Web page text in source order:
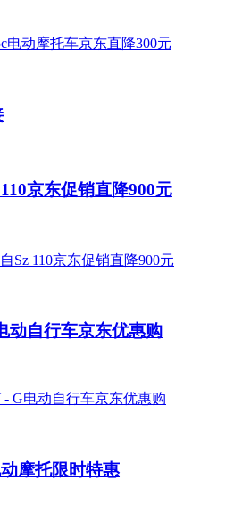
京东促销直降900元
动自行车京东优惠购
摩托限时特惠